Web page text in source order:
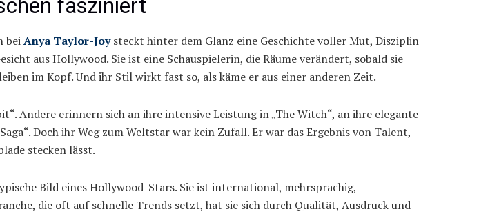
fasziniert
beiAnya Taylor-Joy steckt hinter dem Glanz eine Geschichte voller Mut, Disziplin
aus Hollywood. Sie ist eine Schauspielerin, die Räume verändert, sobald sie
im Kopf. Und ihr Stil wirkt fast so, als käme er aus einer anderen Zeit.
Andere erinnern sich an ihre intensive Leistung in „The Witch“, an ihre elegante
Doch ihr Weg zum Weltstar war kein Zufall. Er war das Ergebnis von Talent,
stecken lässt.
Bild eines Hollywood-Stars. Sie ist international, mehrsprachig,
die oft auf schnelle Trends setzt, hat sie sich durch Qualität, Ausdruck und